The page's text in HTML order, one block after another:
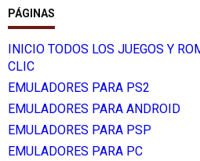
PÁGINAS
INICIO TODOS LOS JUEGOS Y
CLIC
EMULADORES PARA PS2
EMULADORES PARA ANDROID
EMULADORES PARA PSP
EMULADORES PARA PC